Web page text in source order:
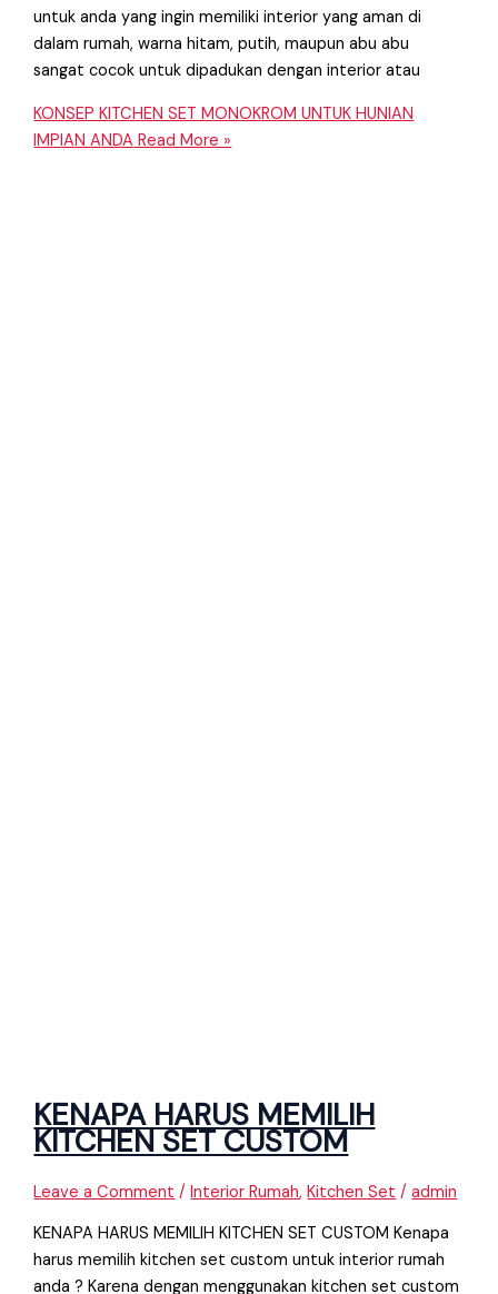
untuk anda yang ingin memiliki interior yang aman di
dalam rumah, warna hitam, putih, maupun abu abu
sangat cocok untuk dipadukan dengan interior atau
KONSEP KITCHEN SET MONOKROM UNTUK HUNIAN
IMPIAN ANDA Read More »
KENAPA HARUS MEMILIH
KITCHEN SET CUSTOM
Leave a Comment /Interior Rumah,Kitchen Set /admin
KENAPA HARUS MEMILIH KITCHEN SET CUSTOM Kenapa
harus memilih kitchen set custom untuk interior rumah
anda ? Karena dengan menggunakan kitchen set custom